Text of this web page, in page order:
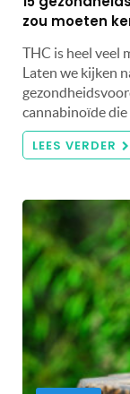
zou moeten
THC is heel veel
Laten we kijken
cannabinoïde
LEES VERDER